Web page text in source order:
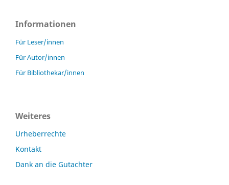
Informationen
Für Leser/innen
Für Autor/innen
Für Bibliothekar/innen
Weiteres
Urheberrechte
Kontakt
Dank an die Gutachter